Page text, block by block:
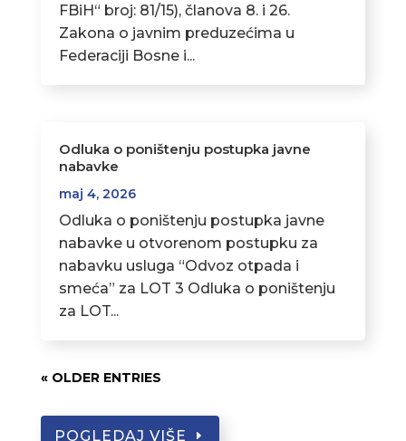
FBiH“ broj: 81/15), članova 8. i 26.
Zakona o javnim preduzećima u
Federaciji Bosne i...
Odluka o poništenju postupka javne
nabavke
maj 4, 2026
Odluka o poništenju postupka javne
nabavke u otvorenom postupku za
nabavku usluga “Odvoz otpada i
smeća” za LOT 3 Odluka o poništenju
za LOT...
« OLDER ENTRIES
POGLEDAJ VIŠE